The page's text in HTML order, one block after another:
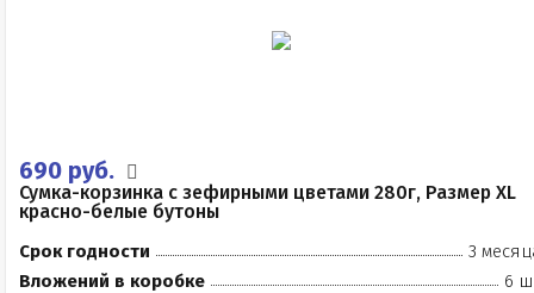
690 руб.
Сумка-корзинка с зефирными цветами 280г, Размер XL
красно-белые бутоны
Срок годности
3
Вложений в коробке
6